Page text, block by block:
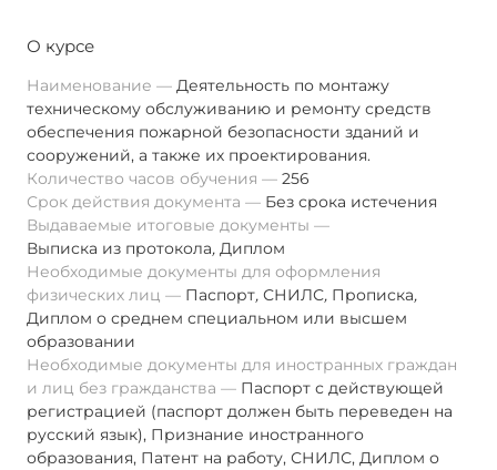
О курсе
Наименование
Деятельность по монтажу
техническому обслуживанию и ремонту средств
обеспечения пожарной безопасности зданий и
сооружений, а также их проектирования.
Количество часов обучения
256
Срок действия документа
Без срока истечения
Выдаваемые итоговые документы
Выписка из протокола, Диплом
Необходимые документы для оформления
физических лиц
Паспорт, СНИЛС, Прописка,
Диплом о среднем специальном или высшем
образовании
Необходимые документы для иностранных граждан
и лиц без гражданства
Паспорт с действующей
регистрацией (паспорт должен быть переведен на
русский язык), Признание иностранного
образования, Патент на работу, СНИЛС, Диплом о